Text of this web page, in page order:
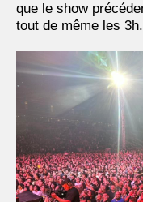
que le show
tout de même les 3h.